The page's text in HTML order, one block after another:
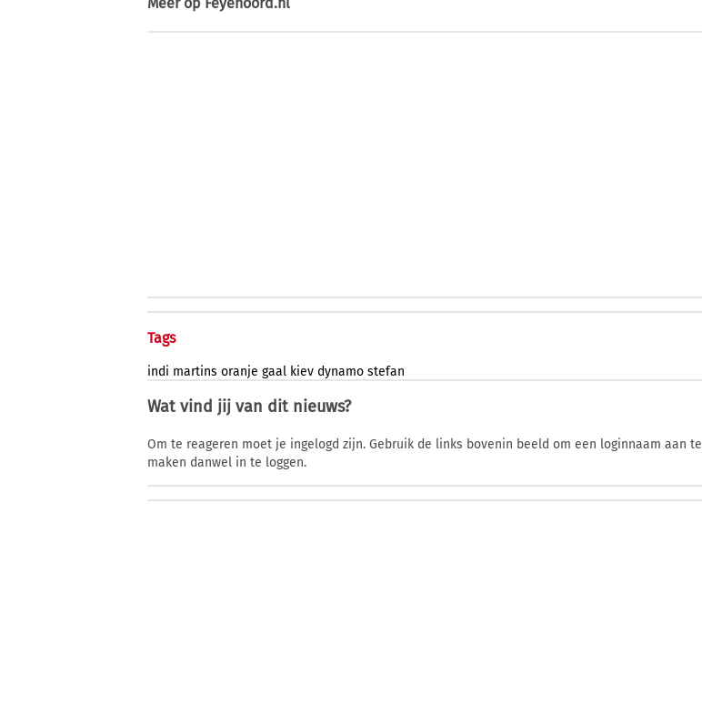
Meer op Feyenoord.nl
Tags
indi martins oranje gaal kiev dynamo stefan
Wat vind jij van dit nieuws?
Om te reageren moet je ingelogd zijn. Gebruik de links bovenin beeld om een loginnaam aan te
maken danwel in te loggen.